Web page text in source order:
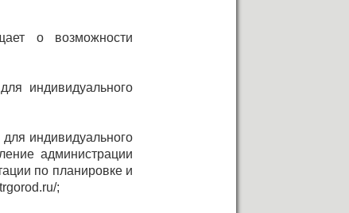
о возможности
индивидуального
индивидуального
администрации
по планировке и
;